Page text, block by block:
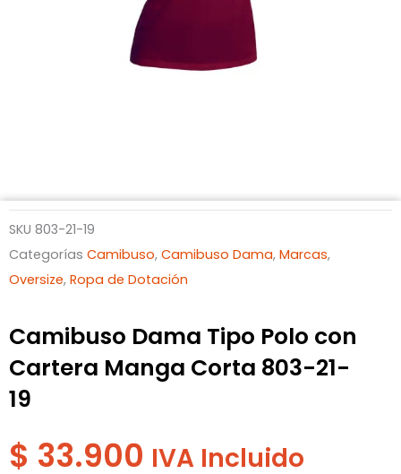
SKU 803-21-19
Categorías Camibuso, Camibuso Dama, Marcas,
Oversize, Ropa de Dotación
Camibuso Dama Tipo Polo con
Cartera Manga Corta 803-21-
19
$ 33.900 IVA Incluido